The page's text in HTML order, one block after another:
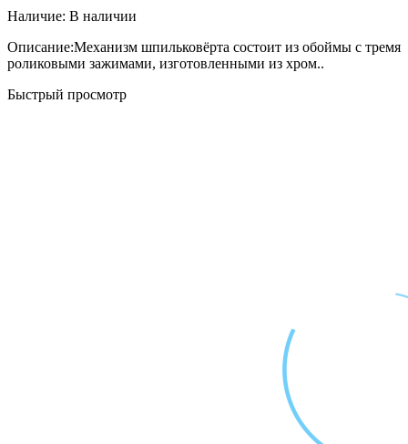
Наличие: В наличии
Описание:Механизм шпильковёрта состоит из обоймы с тремя
роликовыми зажимами, изготовленными из хром..
Быстрый просмотр